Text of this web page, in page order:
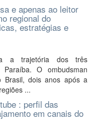
e apenas ao leitor
regional do
estratégias e
a trajetória dos três
O ombudsman
Brasil, dois anos após a
...
: perfil das
em canais do